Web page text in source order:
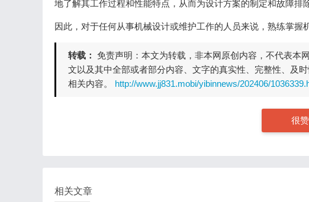
地了解其工作过程和性能特点，从而为设计方案的制定和故障排
因此，对于任何从事机械设计或维护工作的人员来说，熟练掌握
转载： 免责声明：本文为转载，非本网原创内容，不代表本
文以及其中全部或者部分内容、文字的真实性、完整性、及
相关内容。 http://www.jj831.mobi/yibinnews/202406/
很
相关文章